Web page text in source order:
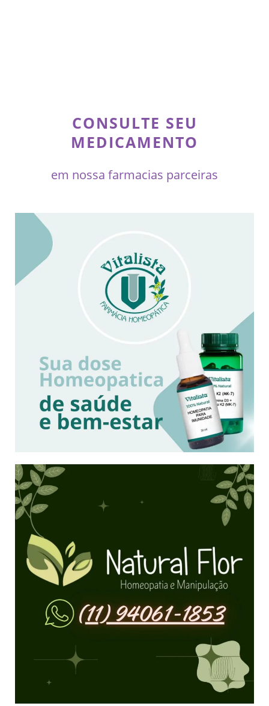
CONSULTE SEU
MEDICAMENTO
em nossa farmacias parceiras